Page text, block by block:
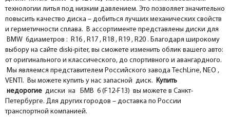
технологии литья под низким давлением. Это позволяет значительно
повысить качество диска – добиться лучших механических свойств
и герметичности сплава. В ассортименте представлены диски для
BMW 6диаметров : R16 , R17 , R18 , R19 , R20 . Благодаря широкому
выбору на сайте diski-piter, вы сможете изменить облик вашего авто:
от оригинального и классического, до спортивного и авангардного.
Мы являемся представителем Российского завода TechLine, NEO ,
VENTI. Вы можете купить у нас запасной диск. Купить
недорогие диски на БМВ 6 (F12-F13) вы можете в Санкт-
Петербурге. Для других городов – доставка по России
транспортной компанией.